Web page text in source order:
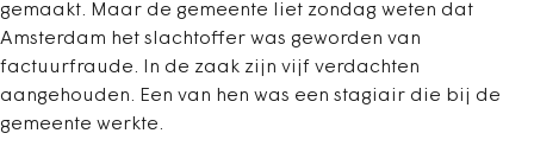
gemaakt. Maar de gemeente liet zondag weten dat
Amsterdam het slachtoffer was geworden van
factuurfraude. In de zaak zijn vijf verdachten
aangehouden. Een van hen was een stagiair die bij de
gemeente werkte.